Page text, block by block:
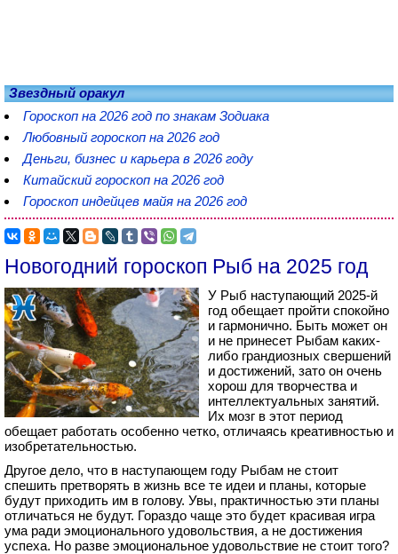
Звездный оракул
Гороскоп на 2026 год по знакам Зодиака
Любовный гороскоп на 2026 год
Деньги, бизнес и карьера в 2026 году
Китайский гороскоп на 2026 год
Гороскоп индейцев майя на 2026 год
Новогодний гороскоп Рыб на 2025 год
У Рыб наступающий 2025-й
год обещает пройти спокойно
и гармонично. Быть может он
и не принесет Рыбам каких-
либо грандиозных свершений
и достижений, зато он очень
хорош для творчества и
интеллектуальных занятий.
Их мозг в этот период
обещает работать особенно четко, отличаясь креативностью и
изобретательностью.
Другое дело, что в наступающем году Рыбам не стоит
спешить претворять в жизнь все те идеи и планы, которые
будут приходить им в голову. Увы, практичностью эти планы
отличаться не будут. Гораздо чаще это будет красивая игра
ума ради эмоционального удовольствия, а не достижения
успеха. Но разве эмоциональное удовольствие не стоит того?